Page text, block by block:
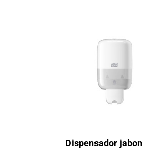
Dispensador jabon